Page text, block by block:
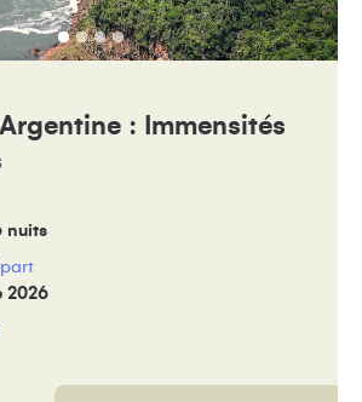
: Immensités
nuits
2026